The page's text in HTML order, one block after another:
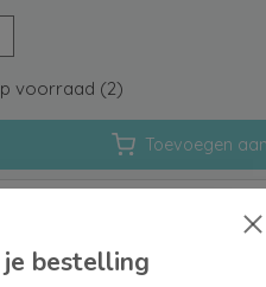
voorraad (2)
Toevoegen
Aan
bestelling